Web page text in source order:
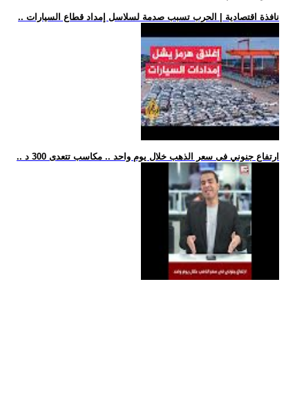
.. نافذة اقتصادية | الحرب تسبب صدمة لسلاسل إمداد قطاع السيارات
.. ارتفاع جنوني فى سعر الذهب خلال يوم واحد .. مكاسب تتعدى 300 د